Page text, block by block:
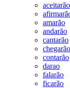
aceitarão
amarão
andarão
cantarão
chegarão
contarão
darao
falarão
ficarão